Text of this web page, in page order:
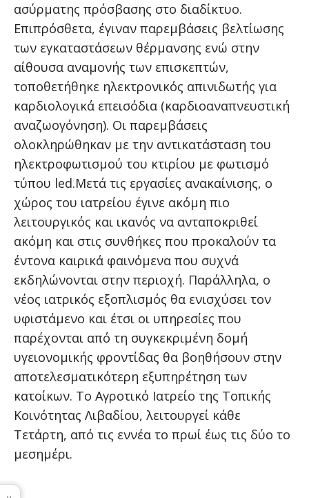
ασύρματης πρόσβασης στο διαδίκτυο.
Επιπρόσθετα, έγιναν παρεμβάσεις βελτίωσης
των εγκαταστάσεων θέρμανσης ενώ στην
αίθουσα αναμονής των επισκεπτών,
τοποθετήθηκε ηλεκτρονικός απινιδωτής για
καρδιολογικά επεισόδια (καρδιοαναπνευστική
αναζωογόνηση). Οι παρεμβάσεις
ολοκληρώθηκαν με την αντικατάσταση του
ηλεκτροφωτισμού του κτιρίου με φωτισμό
τύπου led.Μετά τις εργασίες ανακαίνισης, ο
χώρος του ιατρείου έγινε ακόμη πιο
λειτουργικός και ικανός να ανταποκριθεί
ακόμη και στις συνθήκες που προκαλούν τα
έντονα καιρικά φαινόμενα που συχνά
εκδηλώνονται στην περιοχή. Παράλληλα, ο
νέος ιατρικός εξοπλισμός θα ενισχύσει τον
υφιστάμενο και έτσι οι υπηρεσίες που
παρέχονται από τη συγκεκριμένη δομή
υγειονομικής φροντίδας θα βοηθήσουν στην
αποτελεσματικότερη εξυπηρέτηση των
κατοίκων. Το Αγροτικό Ιατρείο της Τοπικής
Κοινότητας Λιβαδίου, λειτουργεί κάθε
Τετάρτη, από τις εννέα το πρωί έως τις δύο το
μεσημέρι.